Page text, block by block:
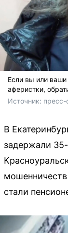
Если вы или
аферистки,
Источник:
В
задержали
стали